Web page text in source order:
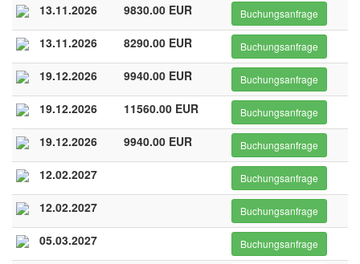
13.11.2026 9830.00 EUR Buchungsanfrage
13.11.2026 8290.00 EUR Buchungsanfrage
19.12.2026 9940.00 EUR Buchungsanfrage
19.12.2026 11560.00 EUR Buchungsanfrage
19.12.2026 9940.00 EUR Buchungsanfrage
12.02.2027 Buchungsanfrage
12.02.2027 Buchungsanfrage
05.03.2027 Buchungsanfrage